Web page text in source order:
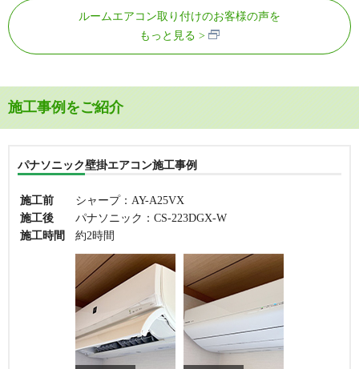
ルームエアコン取り付けのお客様の声を
もっと見る
施工事例をご紹介
パナソニック壁掛エアコン施工事例
施工前
シャープ：AY-A25VX
施工後
パナソニック：CS-223DGX-W
施工時間
約2時間